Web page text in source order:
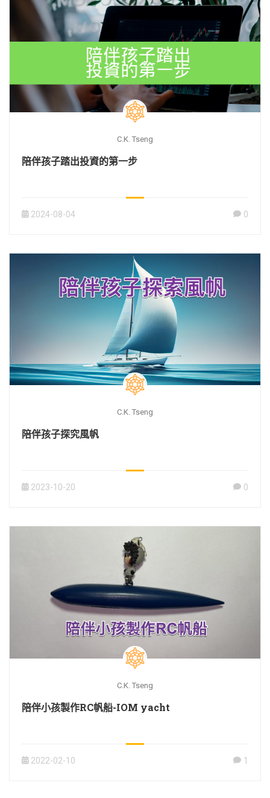
C.K. Tseng
陪伴孩子踏出投資的第一步
2024-08-04 0
C.K. Tseng
陪伴孩子探究風帆
2023-10-20 0
C.K. Tseng
陪伴小孩製作RC帆船-IOM yacht
2022-02-10 1